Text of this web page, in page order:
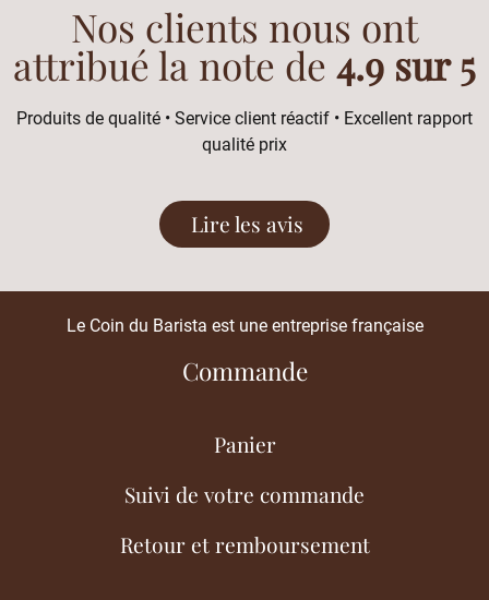
Nos clients nous ont
attribué la note de 4.9 sur 5
Produits de qualité • Service client réactif • Excellent rapport
qualité prix
Lire les avis
Le Coin du Barista est une entreprise française
Commande
Panier
Suivi de votre commande
Retour et remboursement